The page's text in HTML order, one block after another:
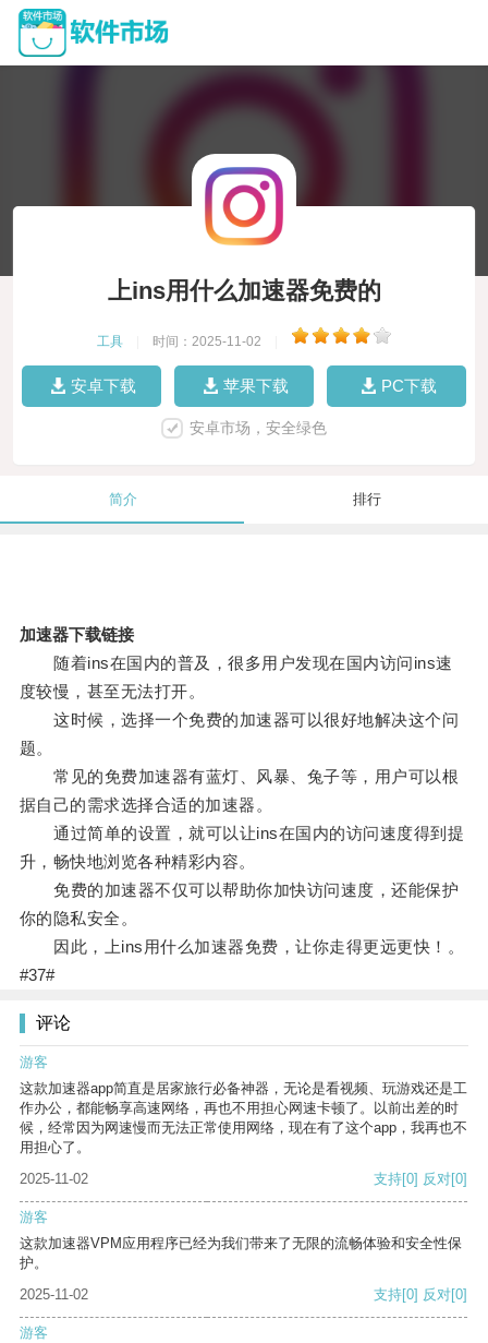
上ins用什么加速器免费的
工具 时间：2025-11-02
安卓下载 苹果下载 PC下载
安卓市场，安全绿色
简介 排行
加速器下载链接
随着ins在国内的普及，很多用户发现在国内访问ins速
度较慢，甚至无法打开。
这时候，选择一个免费的加速器可以很好地解决这个问
题。
常见的免费加速器有蓝灯、风暴、兔子等，用户可以根
据自己的需求选择合适的加速器。
通过简单的设置，就可以让ins在国内的访问速度得到提
升，畅快地浏览各种精彩内容。
免费的加速器不仅可以帮助你加快访问速度，还能保护
你的隐私安全。
因此，上ins用什么加速器免费，让你走得更远更快！。
#37#
评论
游客
这款加速器app简直是居家旅行必备神器，无论是看视频、玩游戏还是工
作办公，都能畅享高速网络，再也不用担心网速卡顿了。以前出差的时
候，经常因为网速慢而无法正常使用网络，现在有了这个app，我再也不
用担心了。
2025-11-02
支持[0] 反对[0]
游客
这款加速器VPM应用程序已经为我们带来了无限的流畅体验和安全性保
护。
2025-11-02
支持[0] 反对[0]
游客